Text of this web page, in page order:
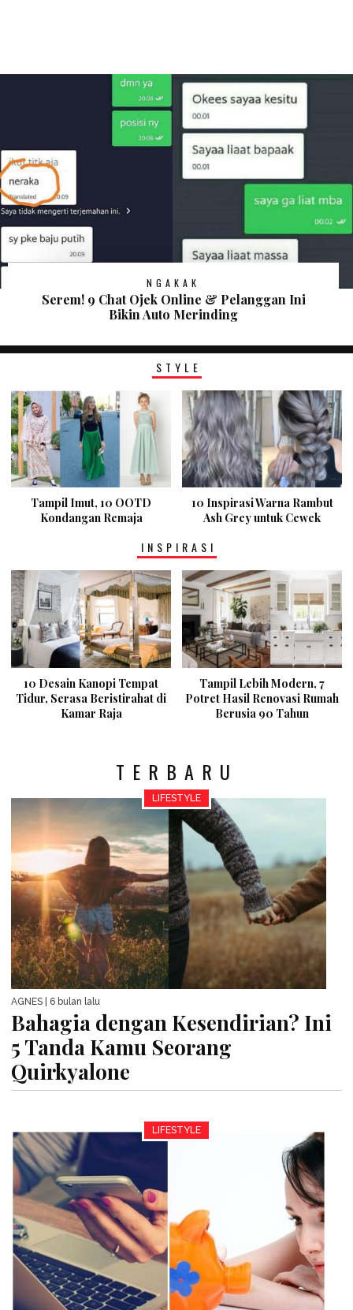
NGAKAK
Serem! 9 Chat Ojek Online & Pelanggan Ini
Bikin Auto Merinding
STYLE
Tampil Imut, 10 OOTD
Kondangan Remaja
10 Inspirasi Warna Rambut
Ash Grey untuk Cewek
INSPIRASI
10 Desain Kanopi Tempat
Tidur, Serasa Beristirahat di
Kamar Raja
Tampil Lebih Modern, 7
Potret Hasil Renovasi Rumah
Berusia 90 Tahun
TERBARU
LIFESTYLE
AGNES | 6 bulan lalu
Bahagia dengan Kesendirian? Ini
5 Tanda Kamu Seorang
Quirkyalone
LIFESTYLE